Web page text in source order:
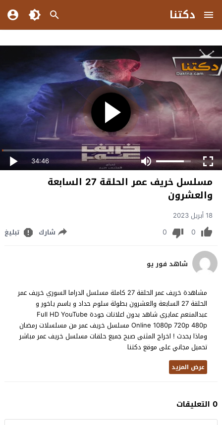
دكتنا
34:46
مسلسل خريف عمر الحلقة 27 السابعة
والعشرون
18 أبريل 2023
0
0 شارك تبليغ
شاهد فور يو
مشاهدة خريف عمر الحلقة 27 كاملة مسلسل الدراما السوري خريف عمر
الحلقة 27 السابعة والعشرون بطولة سلوم حداد و باسم ياخور و
عبدالمنعم عمايري شاهد بدون اعلانات جودة Full HD YouTube
Online 1080p 720p 480p مسلسل خريف عمر من مسلسلات رمضان
وماذا يحدث ! اخراج المثنى صبح جميع حلقات مسلسل خريف عمر مباشر
تحميل مجاني على موقع دكتنا
عرض المزيد
0 التعليقات